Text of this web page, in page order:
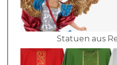
Statuen aus